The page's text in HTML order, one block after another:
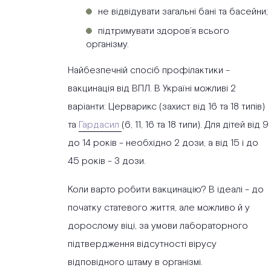
не відвідувати загальні бані та басейни;
підтримувати здоров’я всього
організму.
Найбезпечній спосіб профілактики -
вакцинація від ВПЛ. В Україні можливі 2
варіанти: Церварикс (захист від 16 та 18 типів)
та Гардасил (6, 11, 16 та 18 типи). Для дітей від 9
до 14 років - необхідно 2 дози, а від 15 і до
45 років - 3 дози.
Коли варто робити вакцинацію? В ідеалі - до
початку статевого життя, але можливо й у
дорослому віці, за умови лабораторного
підтвердження відсутності вірусу
відповідного штаму в організмі.